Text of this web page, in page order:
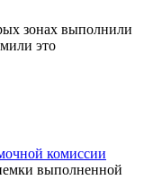
зонах выполнили
это
комиссии
выполненной